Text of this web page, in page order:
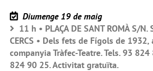
Diumenge 19 de maig
11 h • PLAÇA DE SANT ROMÀ S/N.
CERCS • Dels fets de Fígols de 1932,
companyia Tràfec-Teatre. Tels. 93
824 90 25. Activitat gratuïta.